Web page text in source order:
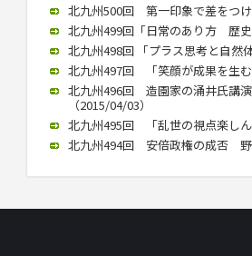
北九州500回 第一印象で差をつ
北九州499回「日常のあり方 歴
北九州498回 「プラス思考と自然
北九州497回 「笑顔が成果を生
北九州496回 造園家の涌井氏講
（2015/04/03）
北九州495回 「乱世の視点楽し
北九州494回 安倍政権の成否 野